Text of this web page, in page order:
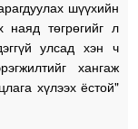
шүүхийн
төгрөгийг л
улсад хэн ч
хангаж
хүлээх ёстой"